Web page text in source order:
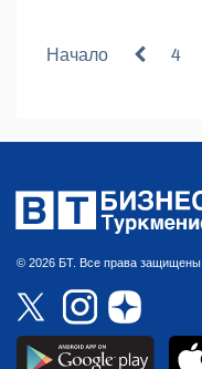
Начало 4
© 2026 БТ. Все права защищены.